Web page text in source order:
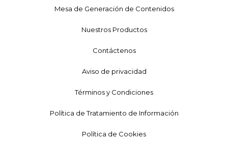
Mesa de Generación de Contenidos
Nuestros Productos
Contáctenos
Aviso de privacidad
Términos y Condiciones
Política de Tratamiento de Información
Política de Cookies